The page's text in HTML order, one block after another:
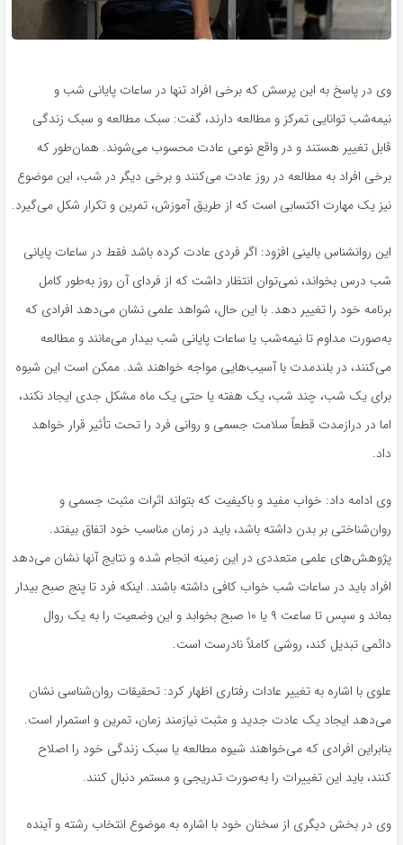
وی در پاسخ به این پرسش که برخی افراد تنها در ساعات پایانی شب و
نیمه‌شب توانایی تمرکز و مطالعه دارند، گفت: سبک مطالعه و سبک زندگی
قابل تغییر هستند و در واقع نوعی عادت محسوب می‌شوند. همان‌طور که
برخی افراد به مطالعه در روز عادت می‌کنند و برخی دیگر در شب، این موضوع
نیز یک مهارت اکتسابی است که از طریق آموزش، تمرین و تکرار شکل می‌گیرد.
این روانشناس بالینی افزود: اگر فردی عادت کرده باشد فقط در ساعات پایانی
شب درس بخواند، نمی‌توان انتظار داشت که از فردای آن روز به‌طور کامل
برنامه خود را تغییر دهد. با این حال، شواهد علمی نشان می‌دهد افرادی که
به‌صورت مداوم تا نیمه‌شب یا ساعات پایانی شب بیدار می‌مانند و مطالعه
می‌کنند، در بلندمدت با آسیب‌هایی مواجه خواهند شد. ممکن است این شیوه
برای یک شب، چند شب، یک هفته یا حتی یک ماه مشکل جدی ایجاد نکند،
اما در درازمدت قطعاً سلامت جسمی و روانی فرد را تحت تأثیر قرار خواهد
داد.
وی ادامه داد: خواب مفید و باکیفیت که بتواند اثرات مثبت جسمی و
روان‌شناختی بر بدن داشته باشد، باید در زمان مناسب خود اتفاق بیفتد.
پژوهش‌های علمی متعددی در این زمینه انجام شده و نتایج آنها نشان می‌دهد
افراد باید در ساعات شب خواب کافی داشته باشند. اینکه فرد تا پنج صبح بیدار
بماند و سپس تا ساعت ۹ یا ۱۰ صبح بخوابد و این وضعیت را به یک روال
دائمی تبدیل کند، روشی کاملاً نادرست است.
علوی با اشاره به تغییر عادات رفتاری اظهار کرد: تحقیقات روان‌شناسی نشان
می‌دهد ایجاد یک عادت جدید و مثبت نیازمند زمان، تمرین و استمرار است.
بنابراین افرادی که می‌خواهند شیوه مطالعه یا سبک زندگی خود را اصلاح
کنند، باید این تغییرات را به‌صورت تدریجی و مستمر دنبال کنند.
وی در بخش دیگری از سخنان خود با اشاره به موضوع انتخاب رشته و آینده